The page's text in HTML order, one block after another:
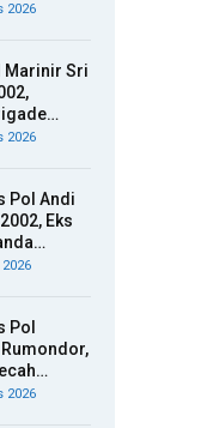
2026
Marinir Sri
2026
Pol Andi
Eks
Pol
2026